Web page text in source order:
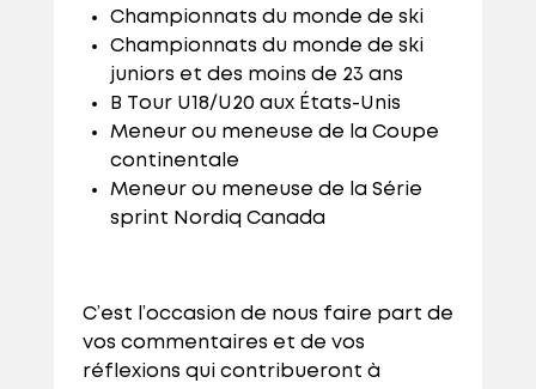
Championnats du monde de ski
Championnats du monde de ski
juniors et des moins de 23 ans
B Tour U18/U20 aux États-Unis
Meneur ou meneuse de la Coupe
continentale
Meneur ou meneuse de la Série
sprint Nordiq Canada
C’est l’occasion de nous faire part de
vos commentaires et de vos
réflexions qui contribueront à